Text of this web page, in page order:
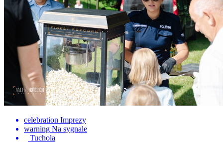
celebration Imprezy
warning Na sygnale
Tuchola